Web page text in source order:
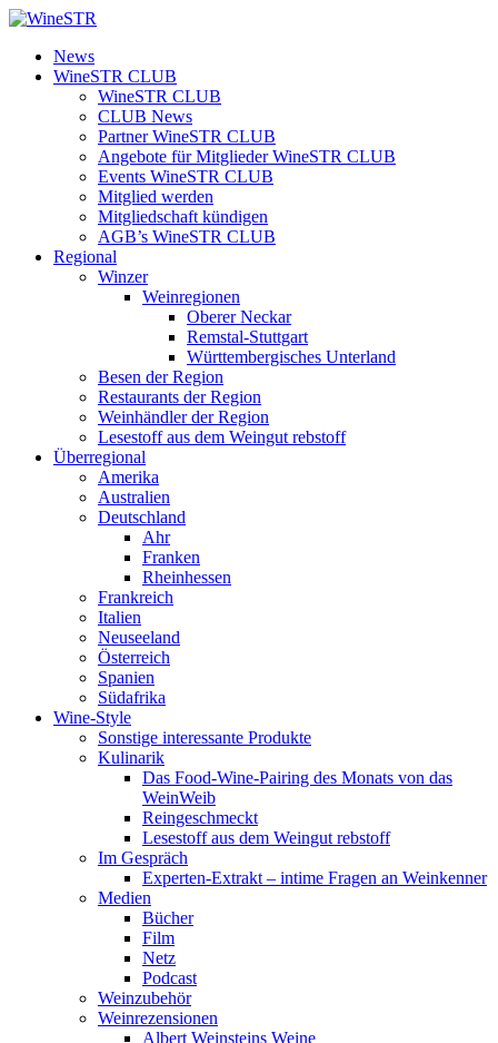
Zum
springen
WineSTR
News
WineSTR CLUB
WineSTR CLUB
CLUB News
Partner WineSTR CLUB
Angebote für Mitglieder WineSTR CLUB
Events WineSTR CLUB
Mitglied werden
Mitgliedschaft kündigen
AGB’s WineSTR CLUB
Regional
Winzer
Weinregionen
Oberer Neckar
Remstal-Stuttgart
Württembergisches Unterland
Besen der Region
Restaurants der Region
Weinhändler der Region
Lesestoff aus dem Weingut rebstoff
Überregional
Amerika
Australien
Deutschland
Ahr
Franken
Rheinhessen
Frankreich
Italien
Neuseeland
Österreich
Spanien
Südafrika
Wine-Style
Sonstige interessante Produkte
Kulinarik
Das Food-Wine-Pairing des Monats von das
WeinWeib
Reingeschmeckt
Lesestoff aus dem Weingut rebstoff
Im Gespräch
Experten-Extrakt – intime Fragen an Weinkenner
Medien
Bücher
Film
Netz
Podcast
Weinzubehör
Weinrezensionen
Albert Weinsteins Weine